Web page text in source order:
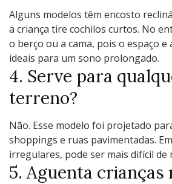
Alguns modelos têm encosto
a criança tire cochilos curtos. No
o berço ou a cama, pois o espaço
ideais para um sono prolongado.
4. Serve para
terreno?
Não. Esse modelo foi projetado
shoppings e ruas pavimentadas.
irregulares, pode ser mais difícil de
5. Aguenta crianças